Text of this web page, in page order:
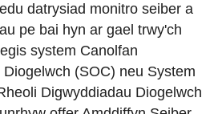
datrysiad monitro seiber a
pe bai hyn ar gael trwy'ch
system Canolfan
(SOC) neu System
Digwyddiadau Diogelwch